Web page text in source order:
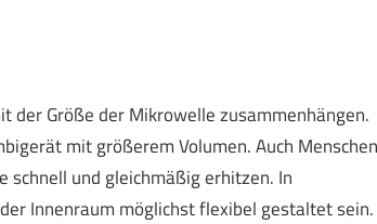
der Größe der Mikrowelle zusammenhängen.
mit größerem Volumen. Auch Menschen
und gleichmäßig erhitzen. In
Innenraum möglichst flexibel gestaltet sein.